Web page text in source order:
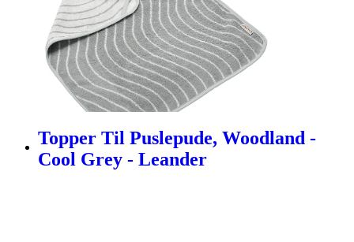
Topper Til Puslepude, Woodland -
Cool Grey - Leander